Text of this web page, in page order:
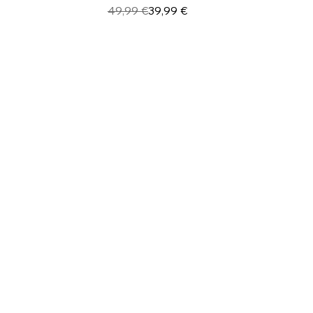
Prezzo regolare
49,99 €Prezzo scontato
39,99 €